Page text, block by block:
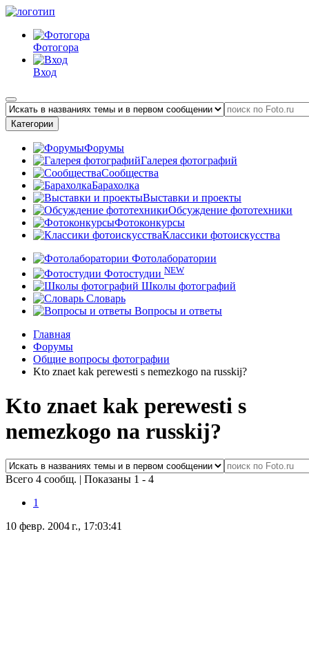
Фотогора
Вход
Категории
Форумы
Галерея фотографий
Сообщества
Барахолка
Выставки и проекты
Обсуждение фототехники
Фотоконкурсы
Классики фотоискусства
Фотолаборатории
Фотостудии NEW
Школы фотографий
Словарь
Вопросы и ответы
Главная
Форумы
Общие вопросы фотографии
Kto znaet kak perewesti s nemezkogo na russkij?
Kto znaet kak perewesti s
nemezkogo na russkij?
Всего 4 сообщ. | Показаны 1 - 4
1
10 февр. 2004 г., 17:03:41